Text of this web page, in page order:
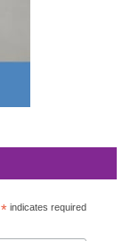
*indicates required